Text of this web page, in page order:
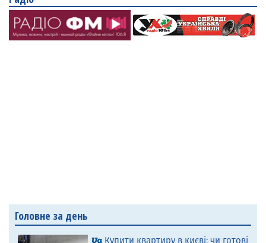
Головне за день
Купити квартиру в києві: чи готові